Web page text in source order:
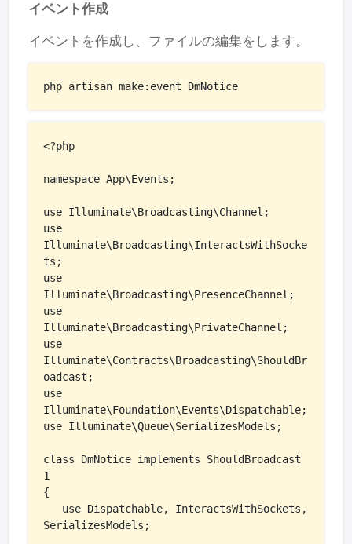
イベント作成
イベントを作成し、ファイルの編集をします。
php artisan make:event DmNotice
<?php
namespace App\Events;
use Illuminate\Broadcasting\Channel;
use
Illuminate\Broadcasting\InteractsWithSocke
ts;
use
Illuminate\Broadcasting\PresenceChannel;
use
Illuminate\Broadcasting\PrivateChannel;
use
Illuminate\Contracts\Broadcasting\ShouldBr
oadcast;
use
Illuminate\Foundation\Events\Dispatchable;
use Illuminate\Queue\SerializesModels;
class DmNotice implements ShouldBroadcast
1
{
SerializesModels;